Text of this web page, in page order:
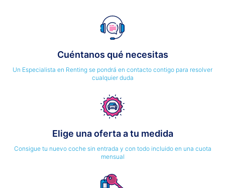
Cuéntanos qué necesitas
Un Especialista en Renting se pondrá en contacto contigo para resolver
cualquier duda
Elige una oferta a tu medida
Consigue tu nuevo coche sin entrada y con todo incluido en una cuota
mensual